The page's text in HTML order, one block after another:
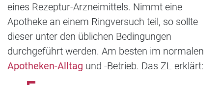
eines Rezeptur-Arzneimittels. Nimmt eine
Apotheke an einem Ringversuch teil, so sollte
dieser unter den üblichen Bedingungen
durchgeführt werden. Am besten im normalen
Apotheken-Alltag und -Betrieb. Das ZL erklärt: